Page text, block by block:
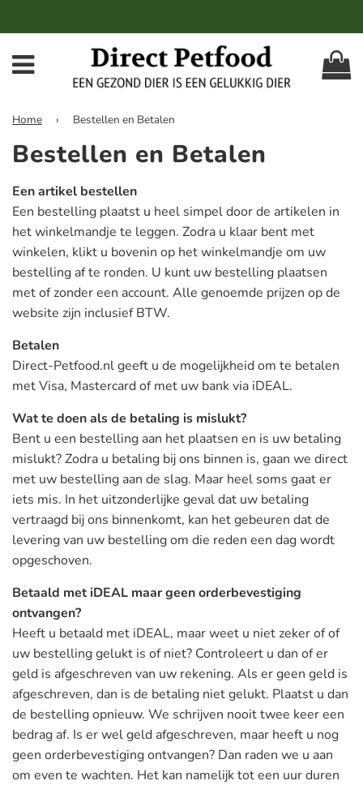
Home › Bestellen en Betalen
Bestellen en Betalen
Een artikel bestellen
Een bestelling plaatst u heel simpel door de artikelen in
het winkelmandje te leggen. Zodra u klaar bent met
winkelen, klikt u bovenin op het winkelmandje om uw
bestelling af te ronden. U kunt uw bestelling plaatsen
met of zonder een account. Alle genoemde prijzen op de
website zijn inclusief BTW.
Betalen
Direct-Petfood.nl geeft u de mogelijkheid om te betalen
met Visa, Mastercard of met uw bank via iDEAL.
Wat te doen als de betaling is mislukt?
Bent u een bestelling aan het plaatsen en is uw betaling
mislukt? Zodra u betaling bij ons binnen is, gaan we direct
met uw bestelling aan de slag. Maar heel soms gaat er
iets mis. In het uitzonderlijke geval dat uw betaling
vertraagd bij ons binnenkomt, kan het gebeuren dat de
levering van uw bestelling om die reden een dag wordt
opgeschoven.
Betaald met iDEAL maar geen orderbevestiging
ontvangen?
Heeft u betaald met iDEAL, maar weet u niet zeker of of
uw bestelling gelukt is of niet? Controleert u dan of er
geld is afgeschreven van uw rekening. Als er geen geld is
afgeschreven, dan is de betaling niet gelukt. Plaatst u dan
de bestelling opnieuw. We schrijven nooit twee keer een
bedrag af. Is er wel geld afgeschreven, maar heeft u nog
geen orderbevestiging ontvangen? Dan raden we u aan
om even te wachten. Het kan namelijk tot een uur duren